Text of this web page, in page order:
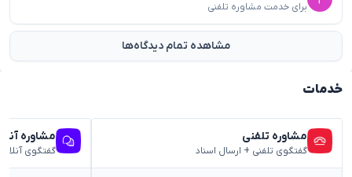
برای خدمت مشاوره تلفنی
مشاهده تمام دیدگاه‌ها
خدمات
مشاوره تلفنی
گفتگوی تلفنی + ارسال اسناد
مشاوره
گفتگوی